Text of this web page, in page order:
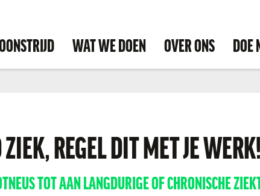
WAT WE DOEN OVER ONS DOE
REGEL DIT MET JE WERK!
TOT AAN LANGDURIGE OF CHRONISCHE